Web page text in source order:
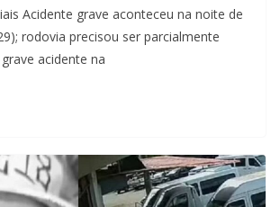
Acidente grave aconteceu na noite de
rodovia precisou ser parcialmente
acidente na